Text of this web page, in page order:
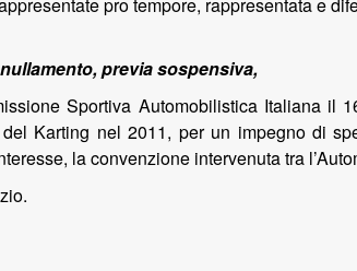
previa sospensiva,
Sportiva Automobilistica Italiana il
Karting nel 2011, per un impegno di
la convenzione intervenuta tra